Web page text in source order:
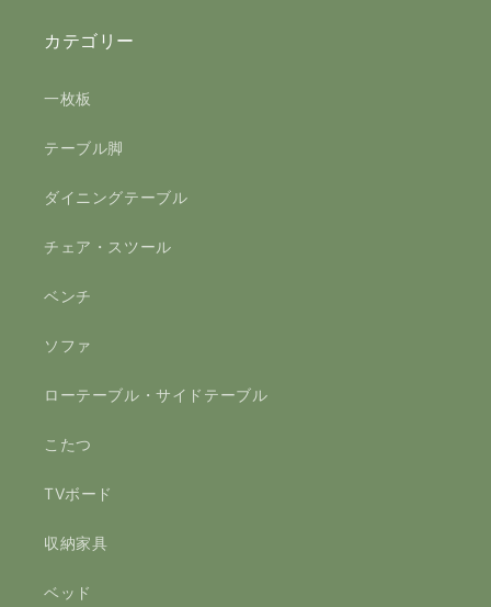
カテゴリー
一枚板
テーブル脚
ダイニングテーブル
チェア・スツール
ベンチ
ソファ
ローテーブル・サイドテーブル
こたつ
TVボード
収納家具
ベッド